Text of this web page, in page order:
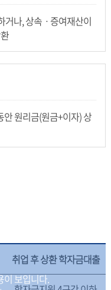
거나, 상속ㆍ증여재산이
원리금(원금+이자) 상
취업 후 상환 학자금대출